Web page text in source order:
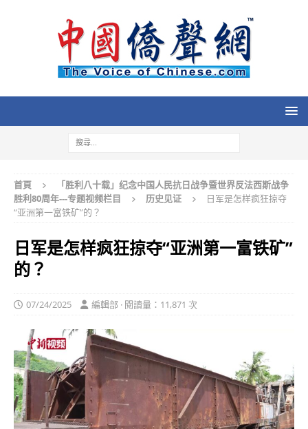
首頁
「胜利八十载」纪念中国人民抗日战争暨世界反法西斯战争
胜利80周年---专题视频栏目
历史见证
日军是怎样疯狂掠夺
“亚洲第一富铁矿”的？
日军是怎样疯狂掠夺“亚洲第一富铁矿”
的？
07/24/2025 編輯部 · 閱讀量：11,871 次